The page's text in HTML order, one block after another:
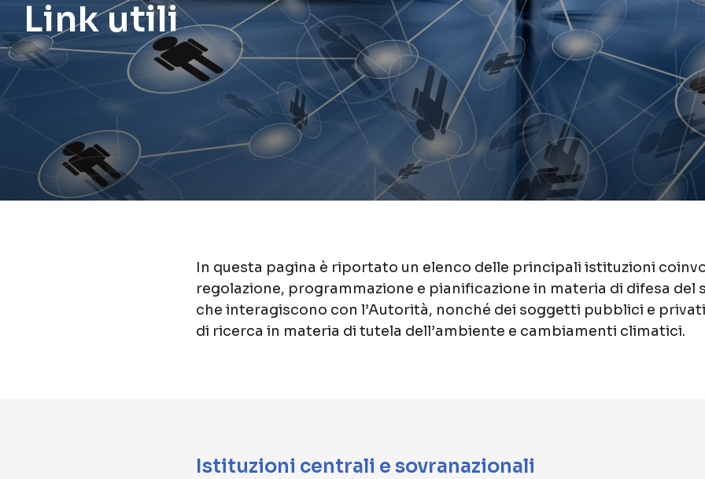
Link utili
In questa pagina è riportato un elenco delle principali istituzioni
regolazione, programmazione e pianificazione in materia di difesa del
che interagiscono con l’Autorità, nonché dei soggetti pubblici e
di ricerca in materia di tutela dell’ambiente e cambiamenti climatici.
Istituzioni centrali e sovranazionali